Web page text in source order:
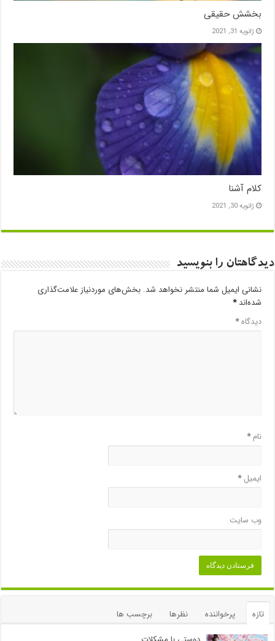
بخشش حقیقی
ژانویه 31, 2021
کلام آشنا
ژانویه 30, 2021
دیدگاهتان را بنویسید
نشانی ایمیل شما منتشر نخواهد شد. بخش‌های موردنیاز علامت‌گذاری
شده‌اند*
دیدگاه*
نام*
ایمیل*
وب‌ سایت
تازه پرخواننده نظرها
برچسب ها